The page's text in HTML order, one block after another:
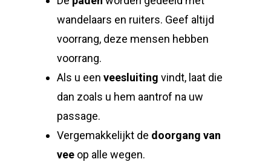
wandelaars en ruiters. Geef altijd
voorrang, deze mensen hebben
voorrang.
Als u een veesluiting vindt, laat die
dan zoals u hem aantrof na uw
passage.
Vergemakkelijkt de doorgang van
vee op alle wegen.